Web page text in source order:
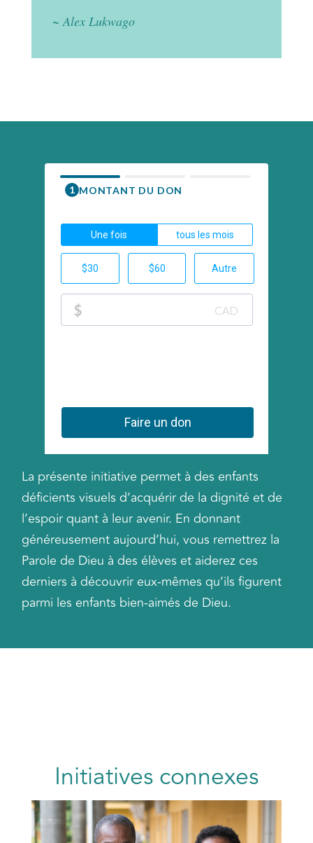
~ Alex Lukwago
La présente initiative permet à des enfants
déficients visuels d’acquérir de la dignité et de
l’espoir quant à leur avenir. En donnant
généreusement aujourd’hui, vous remettrez la
Parole de Dieu à des élèves et aiderez ces
derniers à découvrir eux-mêmes qu’ils figurent
parmi les enfants bien-aimés de Dieu.
Initiatives connexes